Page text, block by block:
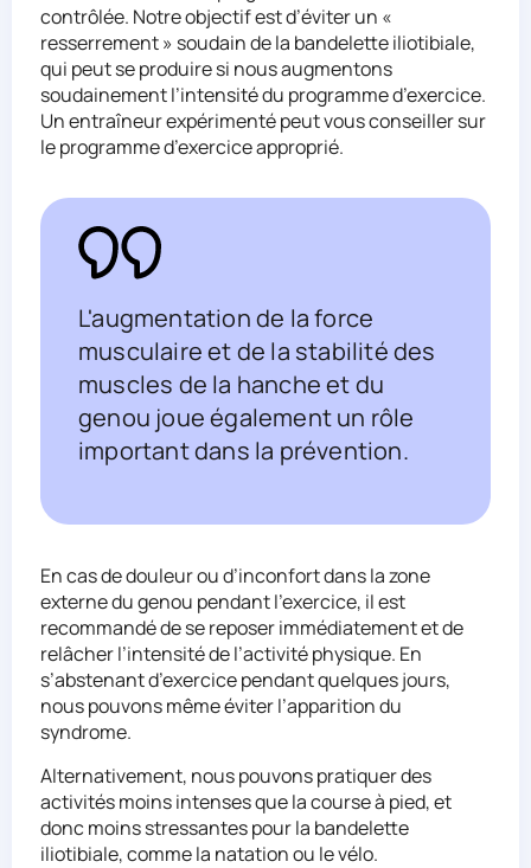
contrôlée. Notre objectif est d’éviter un «
resserrement » soudain de la bandelette iliotibiale,
qui peut se produire si nous augmentons
soudainement l’intensité du programme d’exercice.
Un entraîneur expérimenté peut vous conseiller sur
le programme d’exercice approprié.
L'augmentation de la force
musculaire et de la stabilité des
muscles de la hanche et du
genou joue également un rôle
important dans la prévention.
En cas de douleur ou d’inconfort dans la zone
externe du genou pendant l’exercice, il est
recommandé de se reposer immédiatement et de
relâcher l’intensité de l’activité physique. En
s’abstenant d’exercice pendant quelques jours,
nous pouvons même éviter l’apparition du
syndrome.
Alternativement, nous pouvons pratiquer des
activités moins intenses que la course à pied, et
donc moins stressantes pour la bandelette
iliotibiale, comme la natation ou le vélo.